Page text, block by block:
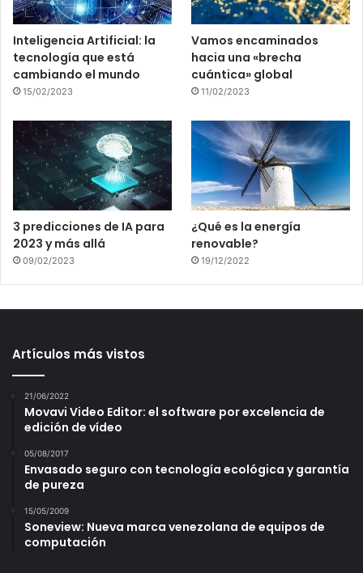
Inteligencia Artificial: la
tecnología que está
cambiando el mundo
15/02/2023
Vamos encaminados
hacia una «brecha
cuántica» global
11/02/2023
3 predicciones de IA para
2023 y más allá
09/02/2023
¿Qué es la energía
renovable?
19/12/2022
Artículos más vistos
21/06/2022
Movavi Video Editor: el software por excelencia de
edición de vídeo
05/08/2017
Envasado seguro con tecnología ecológica y garantía
de pureza
15/05/2009
Soneview: Nueva marca venezolana de equipos de
computación